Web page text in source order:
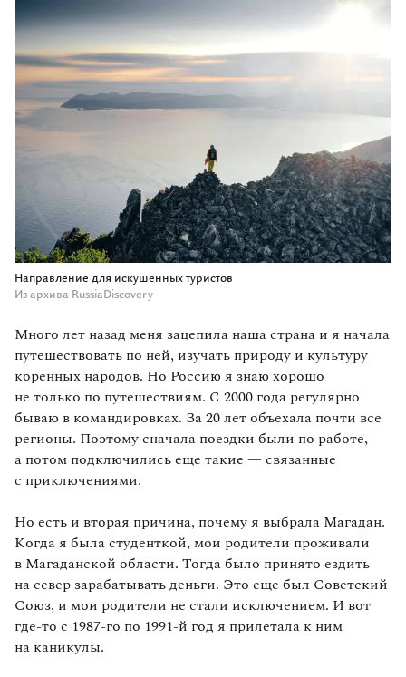
Направление для искушенных туристов
Из архива RussiaDiscovery
Много лет назад меня зацепила наша страна и я начала
путешествовать по ней, изучать природу и культуру
коренных народов. Но Россию я знаю хорошо
не только по путешествиям. С 2000 года регулярно
бываю в командировках. За 20 лет объехала почти все
регионы. Поэтому сначала поездки были по работе,
а потом подключились еще такие — связанные
с приключениями.
Но есть и вторая причина, почему я выбрала Магадан.
Когда я была студенткой, мои родители проживали
в Магаданской области. Тогда было принято ездить
на север зарабатывать деньги. Это еще был Советский
Союз, и мои родители не стали исключением. И вот
где‑то с 1987-го по 1991-й год я прилетала к ним
на каникулы.